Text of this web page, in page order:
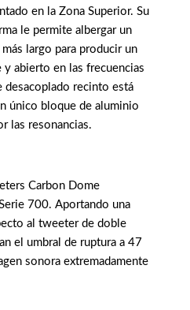
en la Zona Superior. Su
le permite albergar un
largo para producir un
abierto en las frecuencias
desacoplado recinto está
único bloque de aluminio
las resonancias.
Carbon Dome
700. Aportando una
al tweeter de doble
el umbral de ruptura a 47
sonora extremadamente